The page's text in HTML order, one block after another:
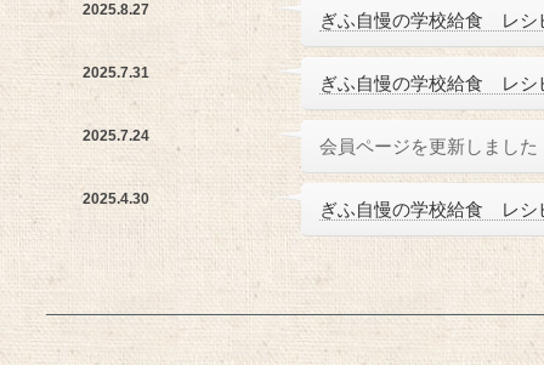
2025.8.27 ぎふ自慢の学校給食 レシ
2025.7.31 ぎふ自慢の学校給食 レシ
2025.7.24 会員ページを更新しました
2025.4.30 ぎふ自慢の学校給食 レシ